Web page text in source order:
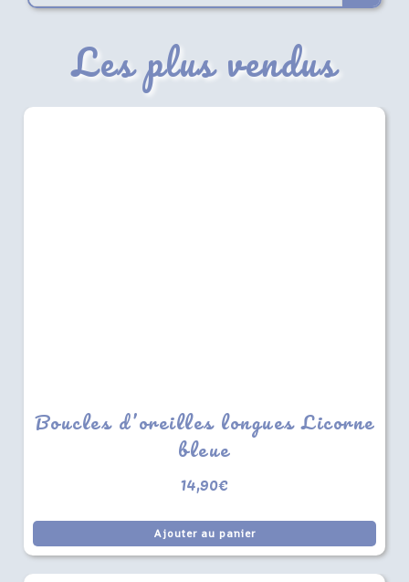
Les plus vendus
Boucles d’oreilles longues Licorne
bleue
14,90€
Ajouter au panier